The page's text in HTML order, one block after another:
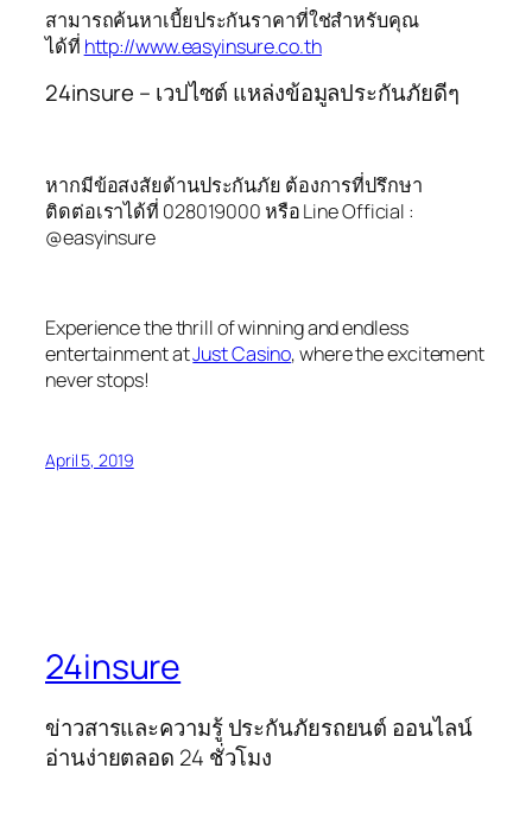
สามารถค้นหาเบี้ยประกันราคาที่ใช่สำหรับคุณ
ได้ที่ http://www.easyinsure.co.th
24insure – เวปไซต์ แหล่งข้อมูลประกันภัยดีๆ
หากมีข้อสงสัยด้านประกันภัย ต้องการที่ปรึกษา
ติดต่อเราได้ที่ 028019000 หรือ Line Official :
@easyinsure
Experience the thrill of winning and endless
entertainment atJust Casino, where the excitement
never stops!
April 5, 2019
24insure
ข่าวสารและความรู้ ประกันภัยรถยนต์ ออนไลน์
อ่านง่ายตลอด 24 ชั่วโมง